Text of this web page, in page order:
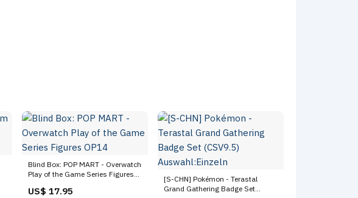
Blind Box: POP MART - Overwatch
Play of the Game Series Figures
US$ 17.95
[S-CHN] Pokémon - Terastal
Grand Gathering Badge Set